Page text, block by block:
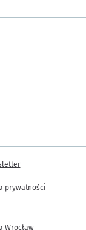
Wrocław
prywatności